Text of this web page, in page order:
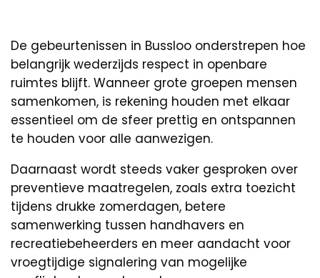
De gebeurtenissen in Bussloo onderstrepen hoe
belangrijk wederzijds respect in openbare
ruimtes blijft. Wanneer grote groepen mensen
samenkomen, is rekening houden met elkaar
essentieel om de sfeer prettig en ontspannen
te houden voor alle aanwezigen.
Daarnaast wordt steeds vaker gesproken over
preventieve maatregelen, zoals extra toezicht
tijdens drukke zomerdagen, betere
samenwerking tussen handhavers en
recreatiebeheerders en meer aandacht voor
vroegtijdige signalering van mogelijke